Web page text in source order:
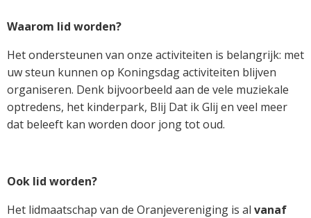
Waarom lid worden?
Het ondersteunen van onze activiteiten is belangrijk: met
uw steun kunnen op Koningsdag activiteiten blijven
organiseren. Denk bijvoorbeeld aan de vele muziekale
optredens, het kinderpark, Blij Dat ik Glij en veel meer
dat beleeft kan worden door jong tot oud.
Ook lid worden?
Het lidmaatschap van de Oranjevereniging is al vanaf